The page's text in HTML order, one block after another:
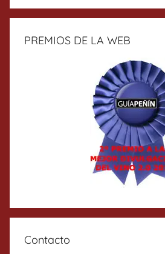
PREMIOS DE LA WEB
Contacto